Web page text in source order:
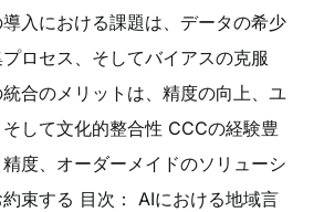
入における課題は、データの希少
ロセス、そしてバイアスの克服
合のメリットは、精度の向上、ユ
して文化的整合性 CCCの経験豊
度、オーダーメイドのソリューシ
束する 目次： AIにおける地域言